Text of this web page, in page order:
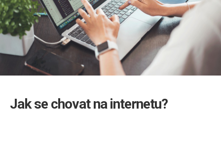
Jak se chovat na internetu?